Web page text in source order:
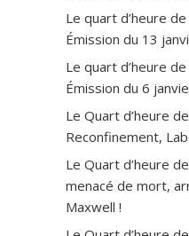
Le quart d’heure
Émission du 13
Le quart d’heure
Émission du 6
Le Quart d’heure
Reconfinement,
Le Quart d’heure
menacé de mort,
Maxwell !